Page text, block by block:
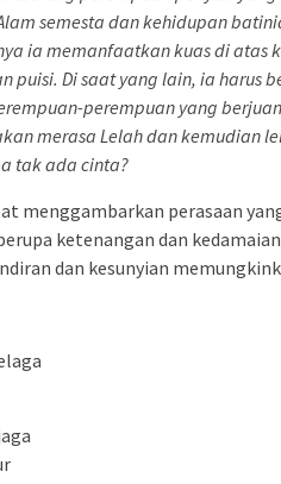
semesta dan kehidupan
ia memanfaatkan kuas di atas
puisi. Di saat yang lain, ia harus
perempuan yang
merasa Lelah dan kemudian
tak ada cinta?
menggambarkan perasaan
ketenangan dan
dan kesunyian